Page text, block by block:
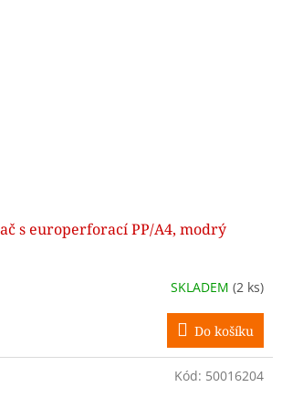
s europerforací PP/A4, modrý
SKLADEM (2 ks)
Do košíku
Kód: 50016204